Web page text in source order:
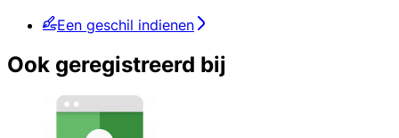
Een geschil indienen
Ook geregistreerd bij